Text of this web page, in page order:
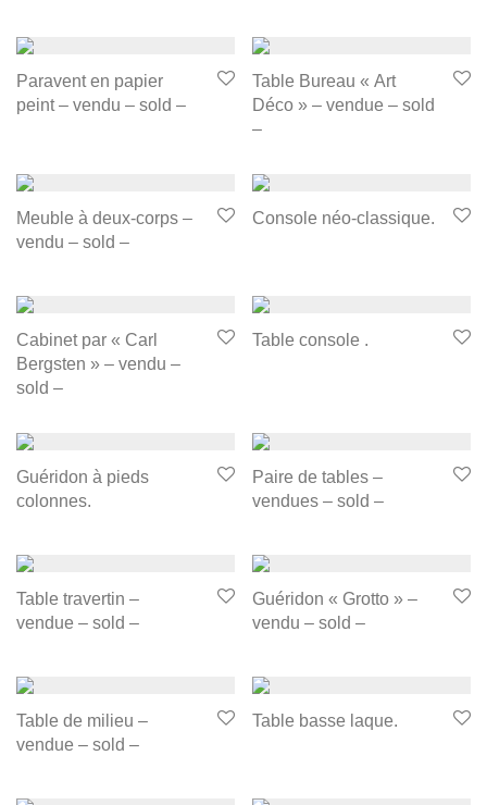
Paravent en papier
peint – vendu – sold –
Table Bureau « Art
Déco » – vendue – sold
–
Meuble à deux-corps –
vendu – sold –
Console néo-classique.
Cabinet par « Carl
Bergsten » – vendu –
sold –
Table console .
Guéridon à pieds
colonnes.
Paire de tables –
vendues – sold –
Table travertin –
vendue – sold –
Guéridon « Grotto » –
vendu – sold –
Table de milieu –
vendue – sold –
Table basse laque.